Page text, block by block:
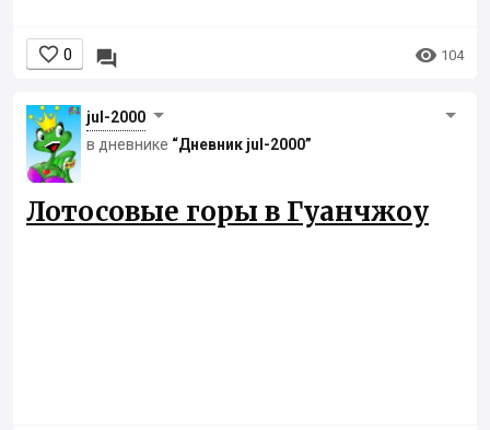
 0   104
jul-2000
в дневнике “Дневник jul-2000”
Лотосовые горы в Гуанчжоу